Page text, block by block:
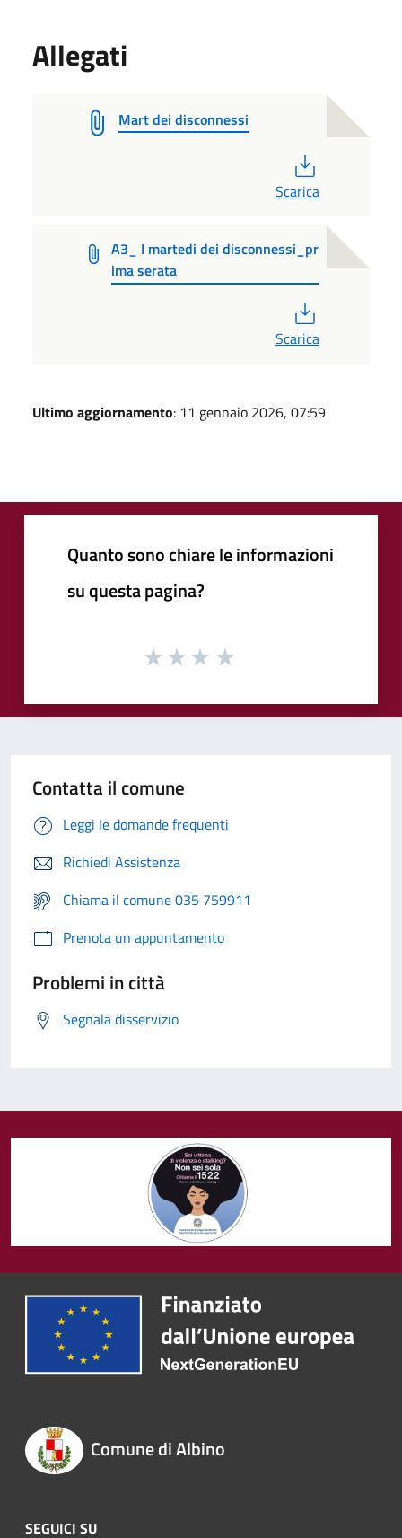
Allegati
Mart dei disconnessi
Scarica
A3_ I martedi dei disconnessi_pr
ima serata
Scarica
Ultimo aggiornamento: 11 gennaio 2026, 07:59
Quanto sono chiare le informazioni
su questa pagina?
Contatta il comune
Leggi le domande frequenti
Richiedi Assistenza
Chiama il comune 035 759911
Prenota un appuntamento
Problemi in città
Segnala disservizio
Comune di Albino
SEGUICI SU